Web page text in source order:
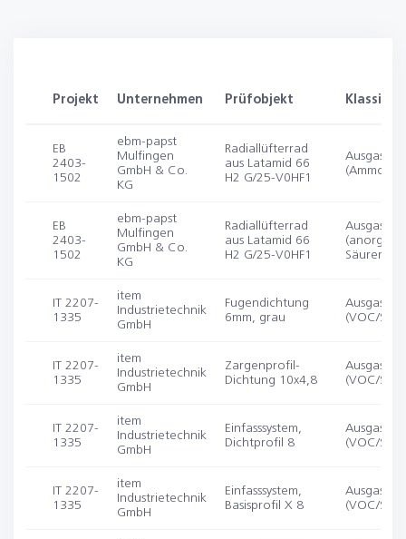
Projekt Unternehmen Prüfobjekt
EB
2403-
1502
ebm-papst
Mulfingen
GmbH & Co.
KG
Radiallüfterrad
aus Latamid 66
H2 G/25-V0HF1
EB
2403-
1502
ebm-papst
Mulfingen
GmbH & Co.
KG
Radiallüfterrad
aus Latamid 66
H2 G/25-V0HF1
Säuren
IT 2207-
1335
item
Industrietechnik
GmbH
Fugendichtung
6mm, grau
(VOC/
IT 2207-
1335
item
Industrietechnik
GmbH
Zargenprofil-
Dichtung 10x4,8
(VOC/
IT 2207-
1335
item
Industrietechnik
GmbH
Einfasssystem,
Dichtprofil 8
(VOC/
IT 2207-
1335
item
Industrietechnik
GmbH
Einfasssystem,
Basisprofil X 8
(VOC/